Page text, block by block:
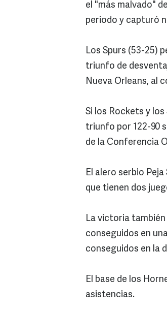
el "más malvado"
periodo y capturó
Los Spurs (53-25)
triunfo de
Nueva Orleans, al
Si los Rockets y
triunfo por 122-90
de la Conferencia
El alero serbio
que tienen dos
La victoria
conseguidos en
conseguidos en la
El base de los
asistencias.